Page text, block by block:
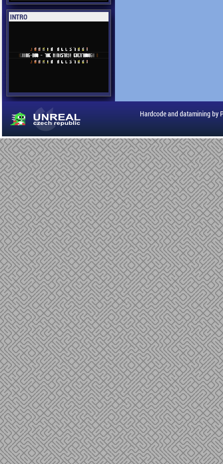
INTRO
Hardcode and datamining by